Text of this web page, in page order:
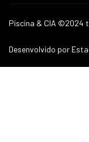
Piscina & CIA ©2024
Desenvolvido por